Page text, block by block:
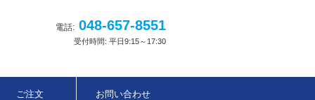
電話: 048-657-8551
受付時間: 平日9:15～17:30
ご注文 お問い合わせ